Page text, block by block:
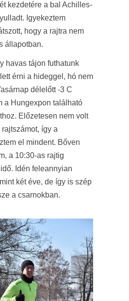
kezdetére a bal Achilles-
Igyekeztem
hogy a rajtra nem
állapotban.
havas tájon futhatunk
érni a hideggel, hó nem
délelőtt -3 C
a Hungexpon található
Előzetesen nem volt
így a
el mindent. Bőven
a 10:30-as rajtig
Idén feleannyian
két éve, de így is szép
a csarnokban.